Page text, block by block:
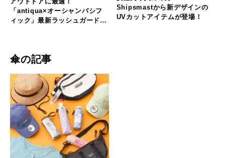
「antiqua×オーシャンパシフ
ィック」最新ラッシュガードア
Shipsmastから新デザインの
UVカットアイテムが登場！
傘の記事